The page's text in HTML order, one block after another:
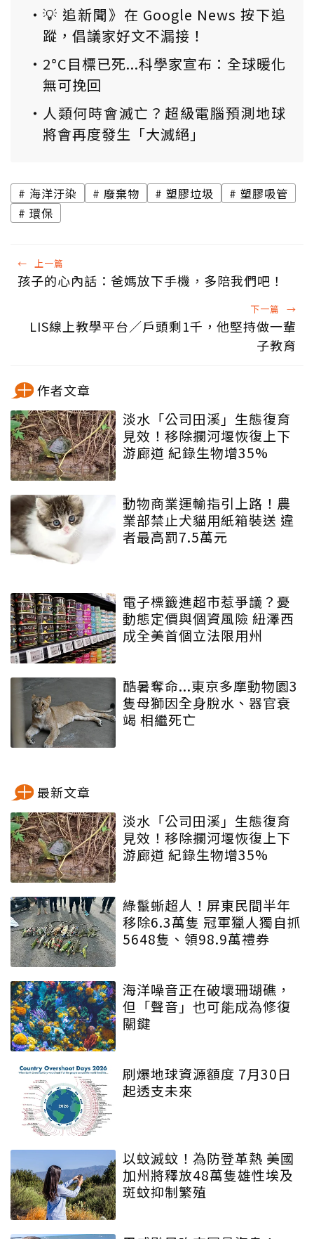
💡 追新聞》在 Google News 按下追
蹤，倡議家好文不漏接！
2°C目標已死...科學家宣布：全球暖化
無可挽回
人類何時會滅亡？超級電腦預測地球
將會再度發生「大滅絕」
海洋汙染 廢棄物 塑膠垃圾
塑膠吸管
環保
← 上一篇
孩子的心內話：爸媽放下手機，多陪我們吧！
下一篇 →
LIS線上教學平台／戶頭剩1千，他堅持做一輩
子教育
作者文章
淡水「公司田溪」生態復育
見效！移除攔河堰恢復上下
游廊道 紀錄生物增35%
動物商業運輸指引上路！農
業部禁止犬貓用紙箱裝送 違
者最高罰7.5萬元
電子標籤進超市惹爭議？憂
動態定價與個資風險 紐澤西
成全美首個立法限用州
酷暑奪命...東京多摩動物園3
隻母獅因全身脫水、器官衰
竭 相繼死亡
最新文章
淡水「公司田溪」生態復育
見效！移除攔河堰恢復上下
游廊道 紀錄生物增35%
綠鬣蜥超人！屏東民間半年
移除6.3萬隻 冠軍獵人獨自抓
5648隻、領98.9萬禮券
海洋噪音正在破壞珊瑚礁，
但「聲音」也可能成為修復
關鍵
刷爆地球資源額度 7月30日
起透支未來
以蚊滅蚊！為防登革熱 美國
加州將釋放48萬隻雄性埃及
斑蚊抑制繁殖